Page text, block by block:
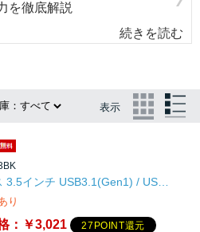
を徹底解説
続きを読む
表示
3.5インチ USB3.1(Gen1) / US…
り
： ￥3,021 27POINT還元